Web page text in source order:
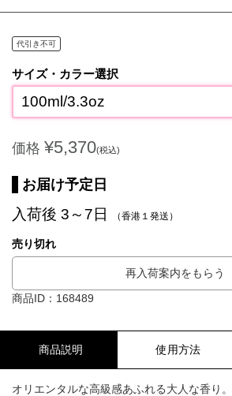
代引き不可
サイズ・カラー選択
100ml/3.3oz
価格 ¥5,370(税込)
お届け予定日
入荷後 3～7日 （香港１発送）
売り切れ
再入荷案内をもらう
商品ID：168489
商品説明 使用方法
オリエンタルな高級感あふれる大人な香り